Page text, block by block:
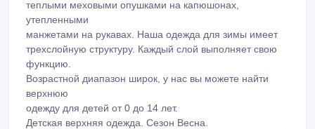
теплыми меховыми опушками на капюшонах,
утепленными
манжетами на рукавах. Наша одежда для зимы имеет
трехслойную структуру. Каждый слой выполняет свою
функцию.
Возрастной диапазон широк, у нас вы можете найти
верхнюю
одежду для детей от 0 до 14 лет.
Детская верхняя одежда. Сезон Весна.